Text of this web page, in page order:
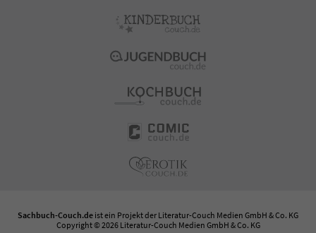
Sachbuch-Couch.de ist ein Projekt der Literatur-Couch Medien GmbH & Co. KG
Copyright © 2026 Literatur-Couch Medien GmbH & Co. KG